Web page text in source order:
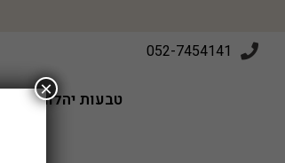
052-7454141
טבעות יהלומים
×